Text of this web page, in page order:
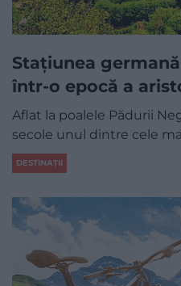
Stațiunea
într-o epocă a
Aflat la poalele Pădurii
secole unul dintre cele
DESTINAȚII